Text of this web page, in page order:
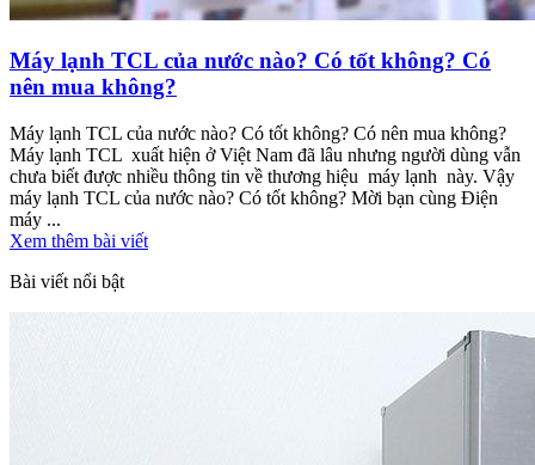
Máy lạnh TCL của nước nào? Có tốt không? Có
nên mua không?
Máy lạnh TCL của nước nào? Có tốt không? Có nên mua không?
Máy lạnh TCL xuất hiện ở Việt Nam đã lâu nhưng người dùng vẫn
chưa biết được nhiều thông tin về thương hiệu máy lạnh này. Vậy
máy lạnh TCL của nước nào? Có tốt không? Mời bạn cùng Điện
máy ...
Xem thêm bài viết
Bài viết nổi bật